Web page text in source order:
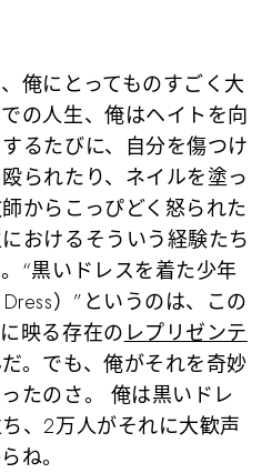
俺にとってものすごく大
の人生、俺はヘイトを向
るたびに、自分を傷つけ
られたり、ネイルを塗っ
からこっぴどく怒られた
おけるそういう経験たち
“黒いドレスを着た少年
Dress）”というのは、この
映る存在の レプリゼンテ
。でも、俺がそれを奇妙
たのさ。 俺は黒いドレ
、2万人がそれに大歓声
ね。